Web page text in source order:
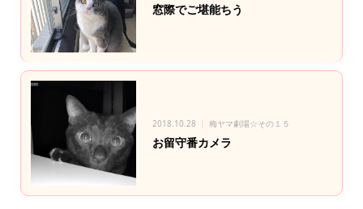
窓際でご堪能ちう
2018.10.28 梅ヤマ劇場☆その１５
お留守番カメラ